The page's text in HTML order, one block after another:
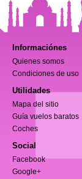
Informaciónes
Quienes somos
Condiciones de uso
Utilidades
Mapa del sitio
Guía vuelos baratos
Coches
Social
Facebook
Google+